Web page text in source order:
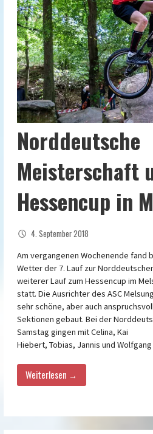
Norddeutsche
Meisterschaft
Hessencup in
4. September 2018
Am vergangenen Wochenende fand
Wetter der 7. Lauf zur
weiterer Lauf zum Hessencup im
statt. Die Ausrichter des ASC
sehr schöne, aber auch
Sektionen gebaut. Bei der
Samstag gingen mit Celina, Kai
Hiebert, Tobias, Jannis und
Weiterlesen →